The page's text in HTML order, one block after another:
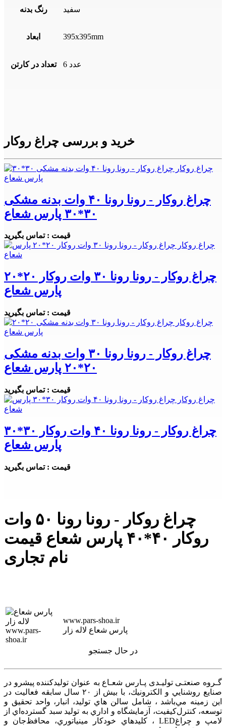
رنگ بدنه سفید
ابعاد 395x395mm
تعداد در کارتن 6 عدد
خرید و بررسی چراغ روکار
چراغ روکار - رونا رونا ۴۰ وات بدنه مشکی
۳۰*۳۰ پارس شعاع
قیمت : تماس بگیرید
چراغ روکار - رونا رونا ۳۰ وات روکار ۲۰*۲۰
پارس شعاع
قیمت : تماس بگیرید
چراغ روکار - رونا رونا ۳۰ وات بدنه مشکی
۲۰*۲۰ پارس شعاع
قیمت : تماس بگیرید
چراغ روکار - رونا رونا ۴۰ وات روکار ۳۰*۳۰
پارس شعاع
قیمت : تماس بگیرید
چراغ روکار - رونا رونا ۵۰ وات
روکار ۴۰*۴۰ پارس شعاع قیمت
نام تجاری
www.pars-shoa.ir
پارس شعاع لاله زار
در حال جستجو
گـروه صنعتـی تولیـدی پـارس شعـاع به عنوان توليدكننده پيشرو در
صنايع روشنايي و الكترونيك، با بيش از ۲۰ سال سابقه فعاليت در
اين زمينه‌ مي‌باشد ، شامل سالن هاي توليد، انبار، واحد تحقيق و
توسعه، كنترل‌كيفيت، آزمايشگاه و اداري به توليد سبد گسترده‌اي از
لامپ و چراغ‌LED ، كليدهاي خودكار مينياتوري، محافظ‌جان و